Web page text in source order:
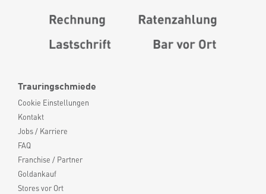
Trauringschmiede
Cookie Einstellungen
Kontakt
Jobs / Karriere
FAQ
Franchise / Partner
Goldankauf
Stores vor Ort